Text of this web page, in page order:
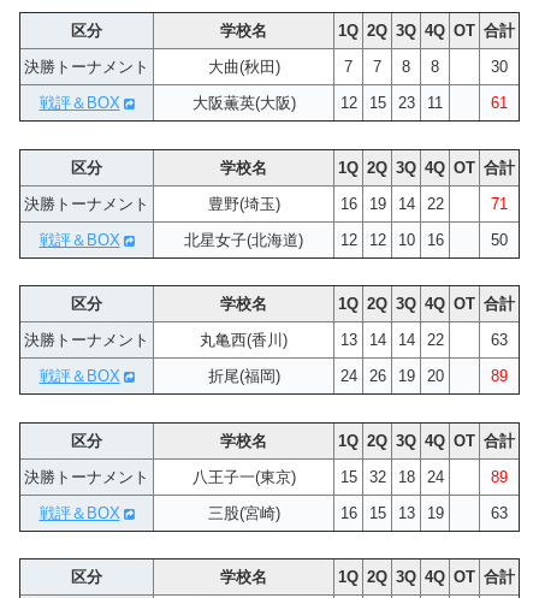
区分 学校名 1Q 2Q 3Q 4Q OT 合計
決勝トーナメント
大曲(秋田) 7 7 8 8
30
戦評＆BOX
大阪薫英(大阪) 12 15 23 11 61
区分 学校名 1Q 2Q 3Q 4Q OT 合計
決勝トーナメント
豊野(埼玉) 16 19 14 22
71
戦評＆BOX
北星女子(北海道) 12 12 10 16 50
区分 学校名 1Q 2Q 3Q 4Q OT 合計
決勝トーナメント
丸亀西(香川) 13 14 14 22
63
戦評＆BOX
折尾(福岡) 24 26 19 20 89
区分 学校名 1Q 2Q 3Q 4Q OT 合計
決勝トーナメント
八王子一(東京) 15 32 18 24
89
戦評＆BOX
三股(宮崎) 16 15 13 19 63
区分 学校名 1Q 2Q 3Q 4Q OT 合計